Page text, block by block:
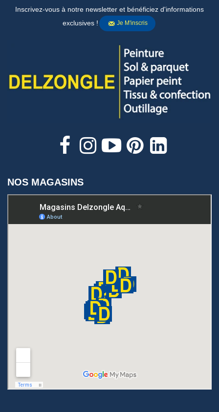
Inscrivez-vous à notre newsletter et bénéficiez d'informations
exclusives !
Je M'inscris
NOS MAGASINS